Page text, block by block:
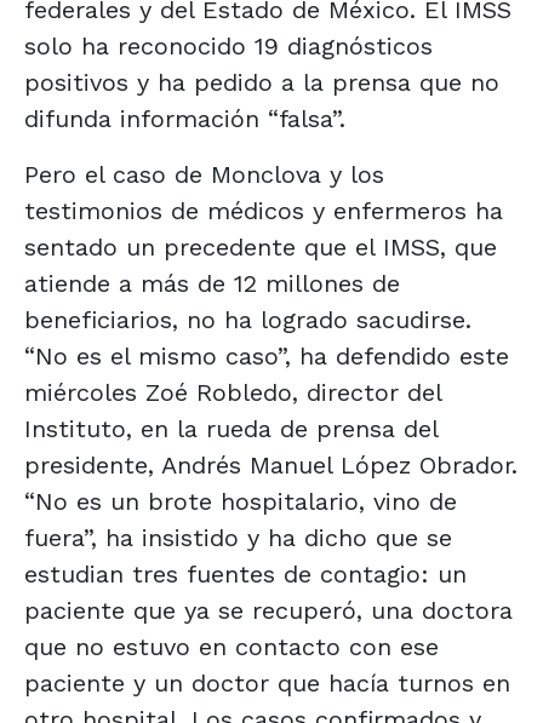
federales y del Estado de México. El IMSS
solo ha reconocido 19 diagnósticos
positivos y ha pedido a la prensa que no
difunda información “falsa”.
Pero el caso de Monclova y los
testimonios de médicos y enfermeros ha
sentado un precedente que el IMSS, que
atiende a más de 12 millones de
beneficiarios, no ha logrado sacudirse.
“No es el mismo caso”, ha defendido este
miércoles Zoé Robledo, director del
Instituto, en la rueda de prensa del
presidente, Andrés Manuel López Obrador.
“No es un brote hospitalario, vino de
fuera”, ha insistido y ha dicho que se
estudian tres fuentes de contagio: un
paciente que ya se recuperó, una doctora
que no estuvo en contacto con ese
paciente y un doctor que hacía turnos en